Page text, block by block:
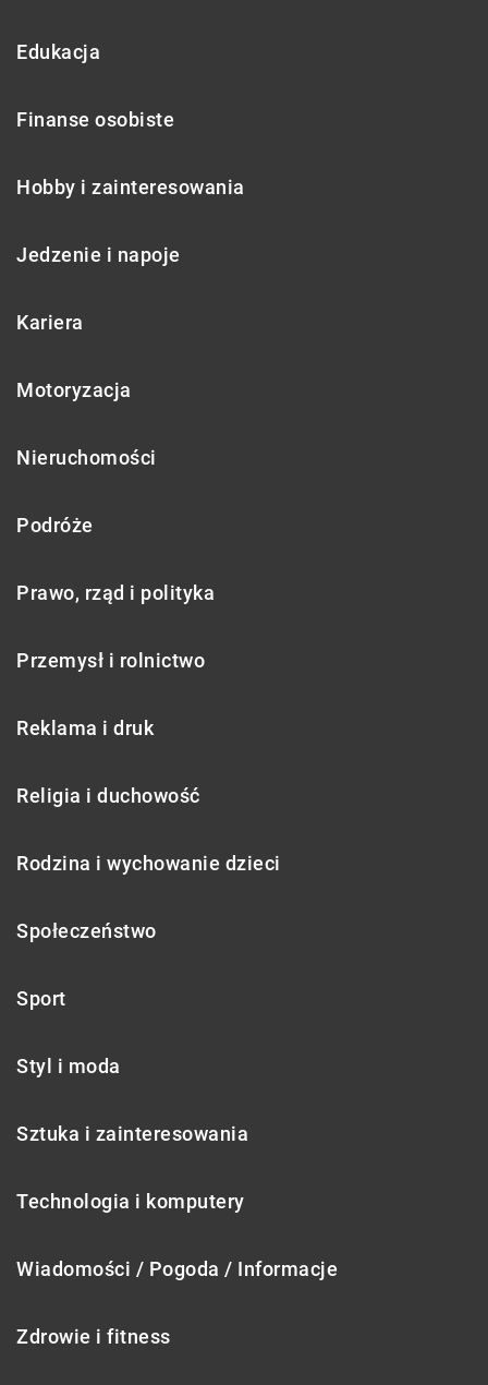
Edukacja
Finanse osobiste
Hobby i zainteresowania
Jedzenie i napoje
Kariera
Motoryzacja
Nieruchomości
Podróże
Prawo, rząd i polityka
Przemysł i rolnictwo
Reklama i druk
Religia i duchowość
Rodzina i wychowanie dzieci
Społeczeństwo
Sport
Styl i moda
Sztuka i zainteresowania
Technologia i komputery
Wiadomości / Pogoda / Informacje
Zdrowie i fitness